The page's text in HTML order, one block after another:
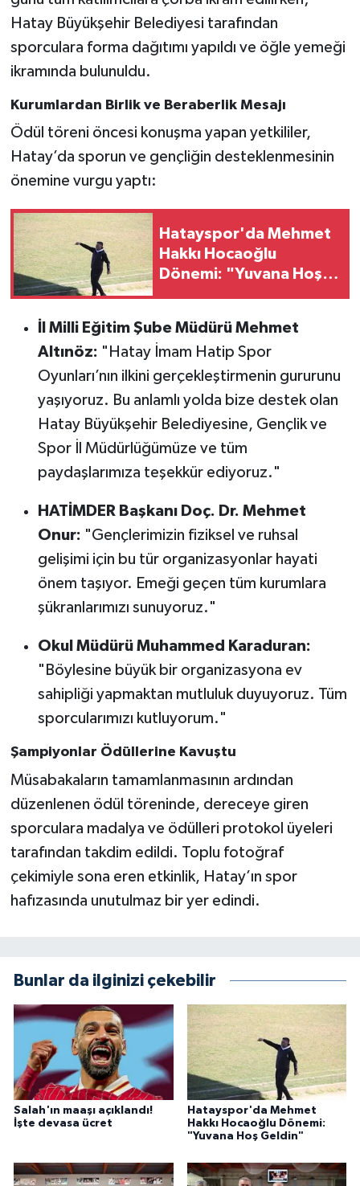
Hatay Büyükşehir Belediyesi tarafından
sporculara forma dağıtımı yapıldı ve öğle yemeği
ikramında bulunuldu.
Kurumlardan Birlik ve Beraberlik Mesajı
Ödül töreni öncesi konuşma yapan yetkililer,
Hatay’da sporun ve gençliğin desteklenmesinin
önemine vurgu yaptı:
Hatayspor'da Mehmet
Hakkı Hocaoğlu
Dönemi: "Yuvana Hoş
İl Milli Eğitim Şube Müdürü Mehmet
Altınöz: "Hatay İmam Hatip Spor
Oyunları’nın ilkini gerçekleştirmenin gururunu
yaşıyoruz. Bu anlamlı yolda bize destek olan
Hatay Büyükşehir Belediyesine, Gençlik ve
Spor İl Müdürlüğümüze ve tüm
paydaşlarımıza teşekkür ediyoruz."
HATİMDER Başkanı Doç. Dr. Mehmet
Onur: "Gençlerimizin fiziksel ve ruhsal
gelişimi için bu tür organizasyonlar hayati
önem taşıyor. Emeği geçen tüm kurumlara
şükranlarımızı sunuyoruz."
Okul Müdürü Muhammed Karaduran:
"Böylesine büyük bir organizasyona ev
sahipliği yapmaktan mutluluk duyuyoruz. Tüm
sporcularımızı kutluyorum."
Şampiyonlar Ödüllerine Kavuştu
Müsabakaların tamamlanmasının ardından
düzenlenen ödül töreninde, dereceye giren
sporculara madalya ve ödülleri protokol üyeleri
tarafından takdim edildi. Toplu fotoğraf
çekimiyle sona eren etkinlik, Hatay’ın spor
hafızasında unutulmaz bir yer edindi.
Bunlar da ilginizi çekebilir
Salah'ın maaşı açıklandı!
İşte devasa ücret
Hatayspor'da Mehmet
Hakkı Hocaoğlu Dönemi:
"Yuvana Hoş Geldin"